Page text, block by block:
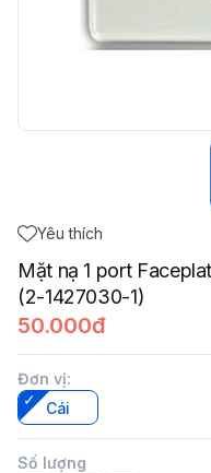
Yêu thích
Mặt nạ 1 port
(2-1427030-1)
50.000đ
Đơn vị:
Cái
Số lượng